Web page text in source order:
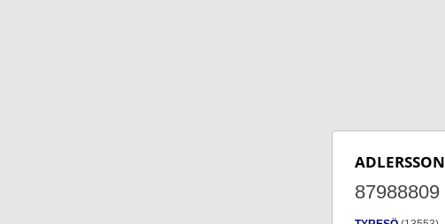
ADLERSSON
87988809